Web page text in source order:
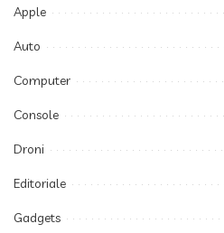
Apple
Auto
Computer
Console
Droni
Editoriale
Gadgets